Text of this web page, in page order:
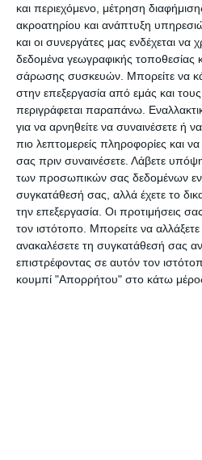
και περιεχόμενο, μέτρηση
ακροατηρίου και ανάπτυξη
και οι συνεργάτες μας ενδέχεται να
δεδομένα γεωγραφικής τοποθεσίας
σάρωσης συσκευών. Μπορείτε να
στην επεξεργασία από εμάς και
περιγράφεται παραπάνω.
για να αρνηθείτε να συναινέσετε ή
πιο λεπτομερείς πληροφορίες και να
σας πριν συναινέσετε. Λάβετε
των προσωπικών σας δεδομένων
συγκατάθεσή σας, αλλά έχετε το
την επεξεργασία. Οι προτιμήσεις
τον ιστότοπο. Μπορείτε να
ανακαλέσετε τη συγκατάθεσή σας
επιστρέφοντας σε αυτόν τον
κουμπί "Απορρήτου" στο κάτω μέρος
Γίνομαι άριστος στην
ορθογραφία B΄Δημοτικού
Διαθέσιμο
7,70€